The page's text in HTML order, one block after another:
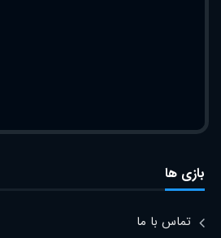
بازی ها
تماس با ما